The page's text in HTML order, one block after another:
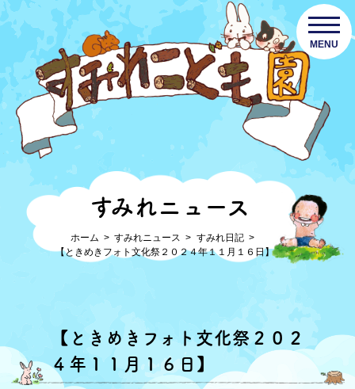
MENU
すみれニュース
ホーム すみれニュース
すみれ日記
【ときめきフォト文化祭２０２４年１１月１６日】
【ときめきフォト文化祭２０２
４年１１月１６日】